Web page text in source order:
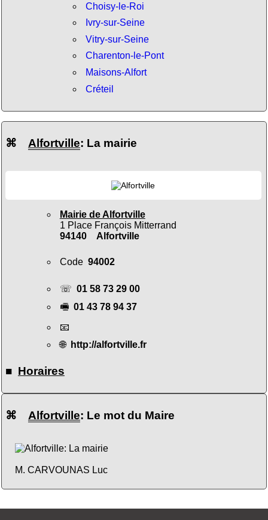
Choisy-le-Roi
Ivry-sur-Seine
Vitry-sur-Seine
Charenton-le-Pont
Maisons-Alfort
Créteil
⌘ Alfortville: La mairie
Mairie de Alfortville
1 Place François Mitterrand
94140 Alfortville
Code 94002
☏ 01 58 73 29 00
🖷 01 43 78 94 37
📧
🌐 http://alfortville.fr
■ Horaires
⌘ Alfortville: Le mot du Maire
M. CARVOUNAS Luc